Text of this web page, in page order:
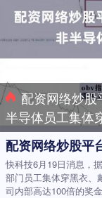
配资网络炒股
半导体员工集体
快科技6月19日消息，
部门员工集体穿黑衣、
司内部高达100倍的奖